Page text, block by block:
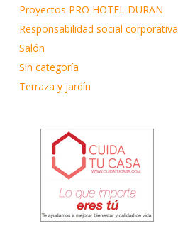
Proyectos PRO HOTEL DURAN
Responsabilidad social corporativa
Salón
Sin categoría
Terraza y jardín